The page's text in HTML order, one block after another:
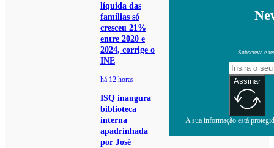
líquida das
famílias só
cresceu 21%
entre 2020 e
2024, corrige o
INE
há 12 horas
ISQ inaugura
biblioteca
interna
apadrinhada
por José
Subscreva e
Assinar
A sua informação está